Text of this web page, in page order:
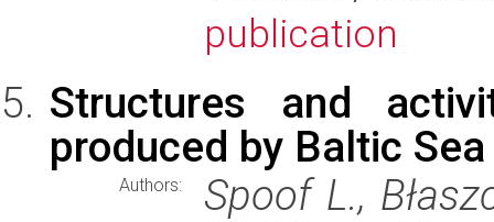
publication
Structures and
produced by Baltic
Authors:
Spoof L.,